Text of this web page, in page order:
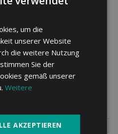
günstigsten
um die
unserer Website
die weitere Nutzung
Sie der
gemäß unserer
Weitere
AKZEPTIEREN